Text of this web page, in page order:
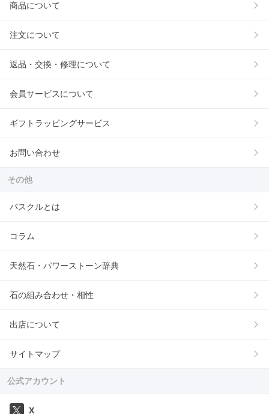
商品について
注文について
返品・交換・修理について
会員サービスについて
ギフトラッピングサービス
お問い合わせ
その他
パスクルとは
コラム
天然石・パワーストーン辞典
石の組み合わせ・相性
出店について
サイトマップ
公式アカウント
X